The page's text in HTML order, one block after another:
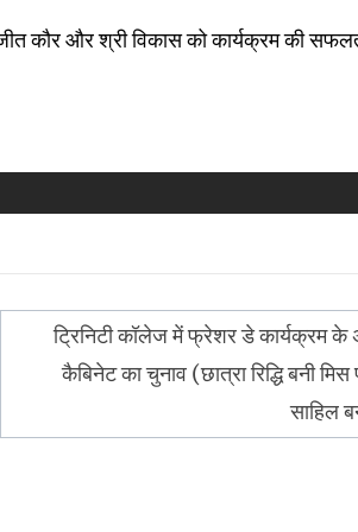
कौर और श्री विकास को कार्यक्रम की
ट्रिनिटी कॉलेज में फ्रेशर डे कार्यक्रम
कैबिनेट का चुनाव (छात्रा रिद्धि बनी
साहिल